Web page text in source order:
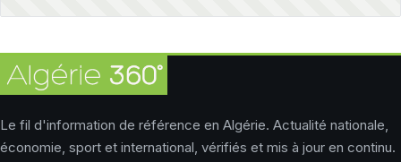
Le fil d'information de référence en Algérie. Actualité nationale,
économie, sport et international, vérifiés et mis à jour en continu.